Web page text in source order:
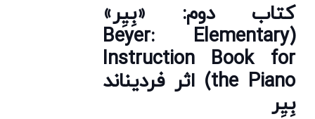
کتاب دوم: «بِیِر»
(Beyer: Elementary
Instruction Book for
the Piano) اثر فردیناند
بِیِر